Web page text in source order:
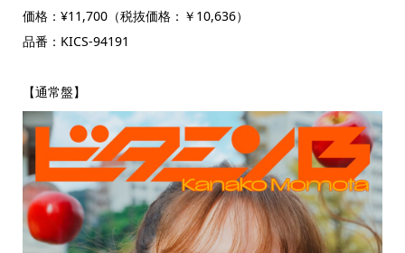
価格：¥11,700（税抜価格：￥10,636）
品番：KICS-94191
【通常盤】